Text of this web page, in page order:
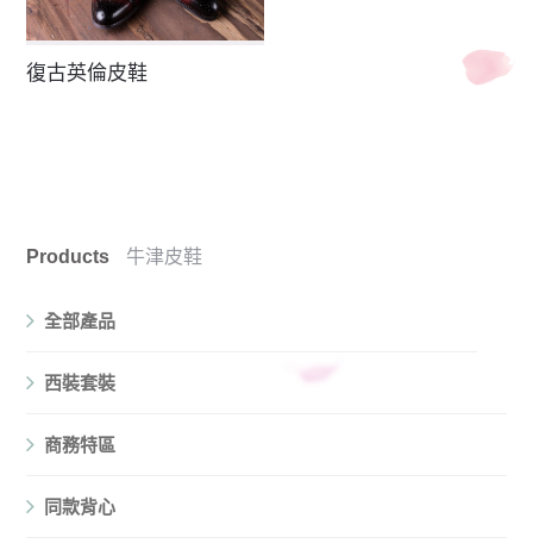
復古英倫皮鞋
Products 牛津皮鞋
全部產品
西裝套裝
商務特區
同款背心